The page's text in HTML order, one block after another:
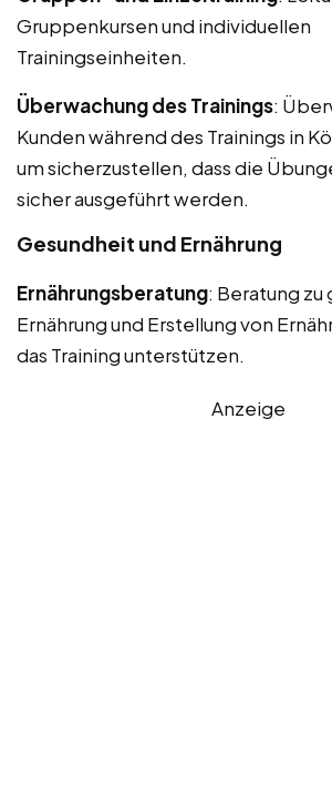
Gruppenkursen und individuellen
Trainingseinheiten.
Überwachung des Trainings:
Kunden während des Trainings in
um sicherzustellen, dass die
sicher ausgeführt werden.
Gesundheit und Ernährung
Ernährungsberatung: Beratung zu
Ernährung und Erstellung von
das Training unterstützen.
Anzeige